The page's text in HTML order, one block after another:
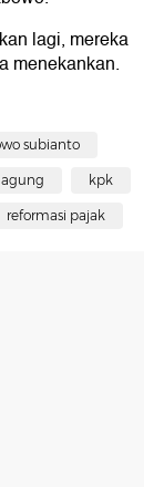
lagi, mereka
menekankan.
subianto
agung kpk
reformasi pajak